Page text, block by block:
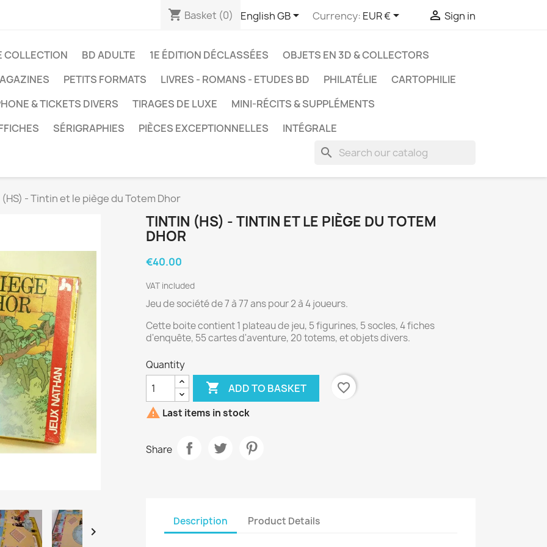
shopping_cart Basket (0) English GB Currency: EUR €  Sign in
COLLECTION BD ADULTE 1E ÉDITION DÉCLASSÉES
OBJETS EN 3D & COLLECTORS
PETITS FORMATS LIVRES - ROMANS - ETUDES BD PHILATÉLIE
CARTOPHILIE
& TICKETS DIVERS
TIRAGES DE LUXE
MINI-RÉCITS & SUPPLÉMENTS
SÉRIGRAPHIES PIÈCES EXCEPTIONNELLES INTÉGRALE
search
- Tintin et le piège du Totem Dhor

TINTIN (HS) - TINTIN ET LE PIÈGE DU TOTEM
DHOR
€40.00
VAT included
Jeu de société de 7 à 77 ans pour 2 à 4 joueurs.
Cette boite contient 1 plateau de jeu, 5 figurines, 5 socles, 4 fiches
d'enquête, 55 cartes d'aventure, 20 totems, et objets divers.
Quantity
 ADD TO BASKET
favorite_border
 Last items in stock
Share
Description Product Details